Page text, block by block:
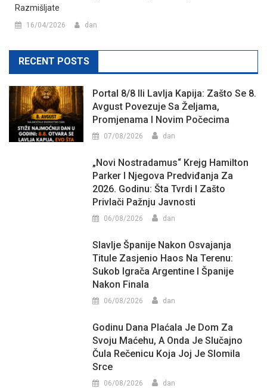
Razmišljate
16/04/2026 dan
RECENT POSTS
Portal 8/8 Ili Lavlja Kapija: Zašto Se 8.
Avgust Povezuje Sa Željama,
Promjenama I Novim Počecima
07/08/2026 dan
„Novi Nostradamus“ Krejg Hamilton
Parker I Njegova Predviđanja Za
2026. Godinu: Šta Tvrdi I Zašto
Privlači Pažnju Javnosti
06/08/2026 dan
Slavlje Španije Nakon Osvajanja
Titule Zasjenio Haos Na Terenu:
Sukob Igrača Argentine I Španije
Nakon Finala
06/08/2026 dan
Godinu Dana Plaćala Je Dom Za
Svoju Maćehu, A Onda Je Slučajno
Čula Rečenicu Koja Joj Je Slomila
Srce
06/08/2026 dan